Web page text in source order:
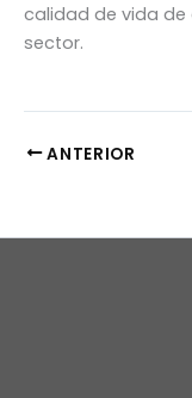
calidad de vida de
sector.
ANTERIOR